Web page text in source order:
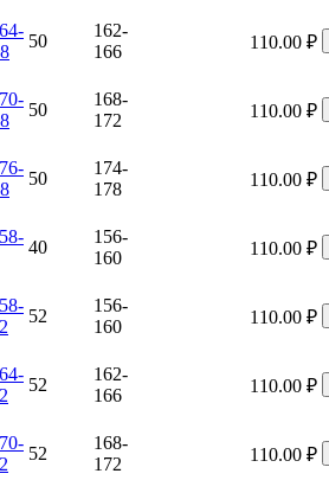
50
162-
166
110.00 ₽
50
168-
172
110.00 ₽
50
174-
178
110.00 ₽
40
156-
160
110.00 ₽
52
156-
160
110.00 ₽
52
162-
166
110.00 ₽
52
168-
172
110.00 ₽